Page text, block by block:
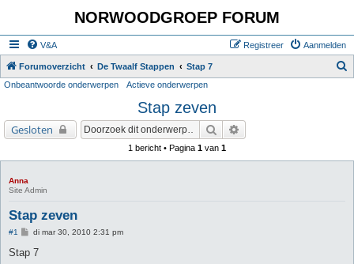
NORWOODGROEP FORUM
V&A Aanmelden
Registreer
Forumoverzicht De Twaalf Stappen Stap 7
Onbeantwoorde onderwerpen Actieve onderwerpen
Stap zeven
Gesloten Zoek
1 bericht • Pagina 1 van 1
Anna
Site Admin
Stap zeven
#1
B
r
di mar 30, 2010 2:31 pm
Stap 7